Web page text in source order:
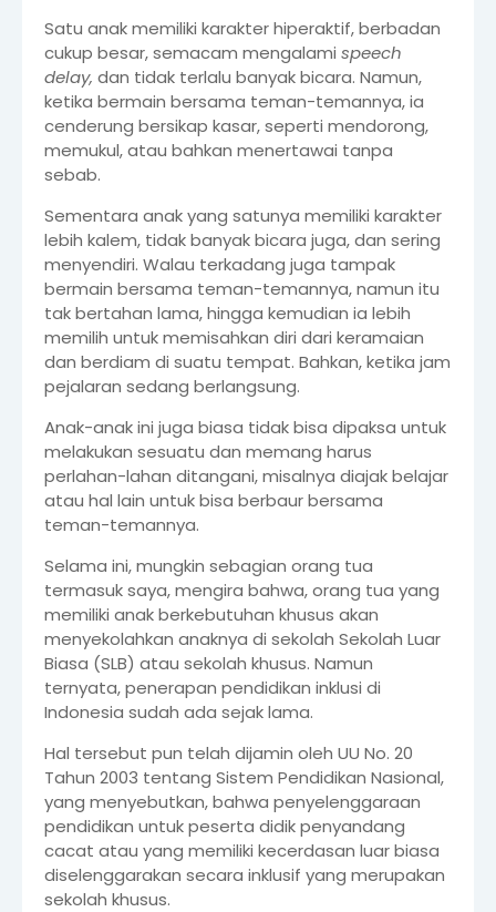
Satu anak memiliki karakter hiperaktif, berbadan
cukup besar, semacam mengalami speech
delay, dan tidak terlalu banyak bicara. Namun,
ketika bermain bersama teman-temannya, ia
cenderung bersikap kasar, seperti mendorong,
memukul, atau bahkan menertawai tanpa
sebab.
Sementara anak yang satunya memiliki karakter
lebih kalem, tidak banyak bicara juga, dan sering
menyendiri. Walau terkadang juga tampak
bermain bersama teman-temannya, namun itu
tak bertahan lama, hingga kemudian ia lebih
memilih untuk memisahkan diri dari keramaian
dan berdiam di suatu tempat. Bahkan, ketika jam
pejalaran sedang berlangsung.
Anak-anak ini juga biasa tidak bisa dipaksa untuk
melakukan sesuatu dan memang harus
perlahan-lahan ditangani, misalnya diajak belajar
atau hal lain untuk bisa berbaur bersama
teman-temannya.
Selama ini, mungkin sebagian orang tua
termasuk saya, mengira bahwa, orang tua yang
memiliki anak berkebutuhan khusus akan
menyekolahkan anaknya di sekolah Sekolah Luar
Biasa (SLB) atau sekolah khusus. Namun
ternyata, penerapan pendidikan inklusi di
Indonesia sudah ada sejak lama.
Hal tersebut pun telah dijamin oleh UU No. 20
Tahun 2003 tentang Sistem Pendidikan Nasional,
yang menyebutkan, bahwa penyelenggaraan
pendidikan untuk peserta didik penyandang
cacat atau yang memiliki kecerdasan luar biasa
diselenggarakan secara inklusif yang merupakan
sekolah khusus.